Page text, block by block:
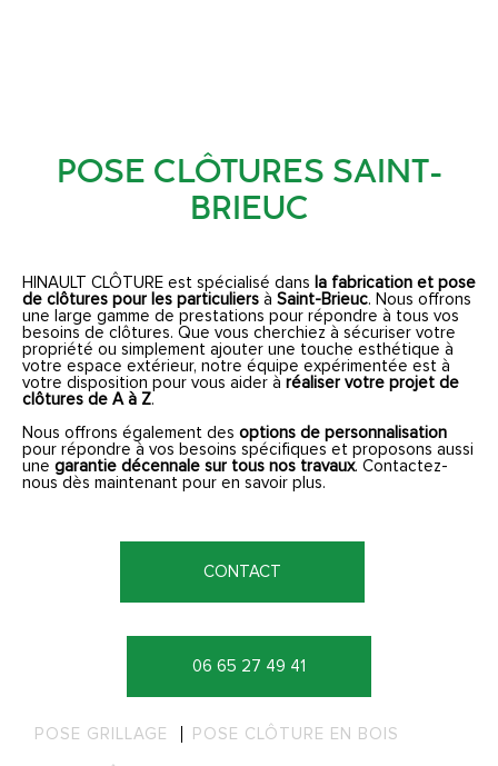
POSE CLÔTURES SAINT-
BRIEUC
HINAULT CLÔTURE est spécialisé dans la fabrication et pose
de clôtures pour les particuliers à Saint-Brieuc. Nous offrons
une large gamme de prestations pour répondre à tous vos
besoins de clôtures. Que vous cherchiez à sécuriser votre
propriété ou simplement ajouter une touche esthétique à
votre espace extérieur, notre équipe expérimentée est à
votre disposition pour vous aider à réaliser votre projet de
clôtures de A à Z.
Nous offrons également des options de personnalisation
pour répondre à vos besoins spécifiques et proposons aussi
une garantie décennale sur tous nos travaux. Contactez-
nous dès maintenant pour en savoir plus.
CONTACT
06 65 27 49 41
POSE GRILLAGE POSE CLÔTURE EN BOIS